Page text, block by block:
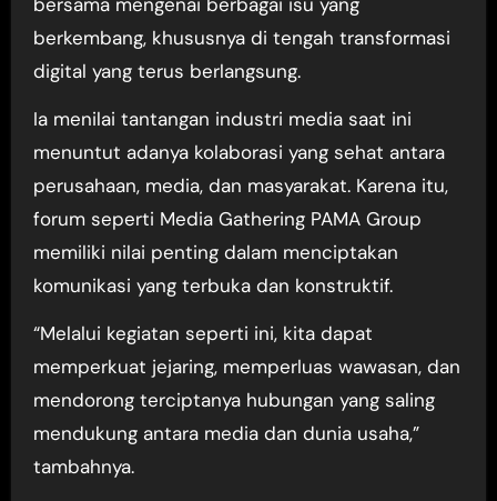
bersama mengenai berbagai isu yang
berkembang, khususnya di tengah transformasi
digital yang terus berlangsung.
Ia menilai tantangan industri media saat ini
menuntut adanya kolaborasi yang sehat antara
perusahaan, media, dan masyarakat. Karena itu,
forum seperti Media Gathering PAMA Group
memiliki nilai penting dalam menciptakan
komunikasi yang terbuka dan konstruktif.
“Melalui kegiatan seperti ini, kita dapat
memperkuat jejaring, memperluas wawasan, dan
mendorong terciptanya hubungan yang saling
mendukung antara media dan dunia usaha,”
tambahnya.